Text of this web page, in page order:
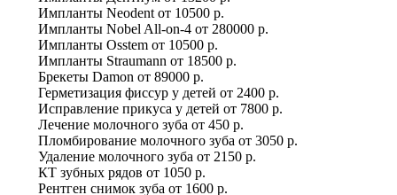
Импланты Neodent от 10500 р.
Импланты Nobel All-on-4 от 280000 р.
Импланты Osstem от 10500 р.
Импланты Straumann от 18500 р.
Брекеты Damon от 89000 р.
Герметизация фиссур у детей от 2400 р.
Исправление прикуса у детей от 7800 р.
Лечение молочного зуба от 450 р.
Пломбирование молочного зуба от 3050 р.
Удаление молочного зуба от 2150 р.
КТ зубных рядов от 1050 р.
Рентген снимок зуба от 1600 р.